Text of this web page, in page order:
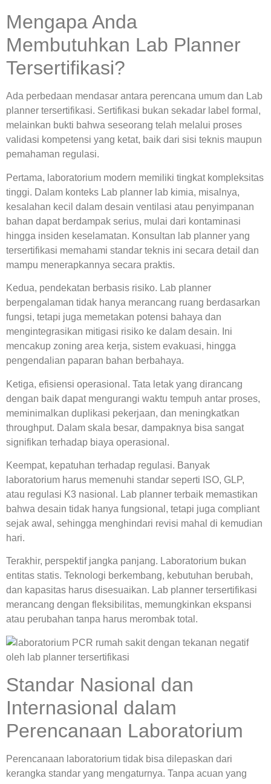
Mengapa Anda
Membutuhkan Lab Planner
Tersertifikasi?
Ada perbedaan mendasar antara perencana umum dan Lab
planner tersertifikasi. Sertifikasi bukan sekadar label formal,
melainkan bukti bahwa seseorang telah melalui proses
validasi kompetensi yang ketat, baik dari sisi teknis maupun
pemahaman regulasi.
Pertama, laboratorium modern memiliki tingkat kompleksitas
tinggi. Dalam konteks Lab planner lab kimia, misalnya,
kesalahan kecil dalam desain ventilasi atau penyimpanan
bahan dapat berdampak serius, mulai dari kontaminasi
hingga insiden keselamatan. Konsultan lab planner yang
tersertifikasi memahami standar teknis ini secara detail dan
mampu menerapkannya secara praktis.
Kedua, pendekatan berbasis risiko. Lab planner
berpengalaman tidak hanya merancang ruang berdasarkan
fungsi, tetapi juga memetakan potensi bahaya dan
mengintegrasikan mitigasi risiko ke dalam desain. Ini
mencakup zoning area kerja, sistem evakuasi, hingga
pengendalian paparan bahan berbahaya.
Ketiga, efisiensi operasional. Tata letak yang dirancang
dengan baik dapat mengurangi waktu tempuh antar proses,
meminimalkan duplikasi pekerjaan, dan meningkatkan
throughput. Dalam skala besar, dampaknya bisa sangat
signifikan terhadap biaya operasional.
Keempat, kepatuhan terhadap regulasi. Banyak
laboratorium harus memenuhi standar seperti ISO, GLP,
atau regulasi K3 nasional. Lab planner terbaik memastikan
bahwa desain tidak hanya fungsional, tetapi juga compliant
sejak awal, sehingga menghindari revisi mahal di kemudian
hari.
Terakhir, perspektif jangka panjang. Laboratorium bukan
entitas statis. Teknologi berkembang, kebutuhan berubah,
dan kapasitas harus disesuaikan. Lab planner tersertifikasi
merancang dengan fleksibilitas, memungkinkan ekspansi
atau perubahan tanpa harus merombak total.
Standar Nasional dan
Internasional dalam
Perencanaan Laboratorium
Perencanaan laboratorium tidak bisa dilepaskan dari
kerangka standar yang mengaturnya. Tanpa acuan yang